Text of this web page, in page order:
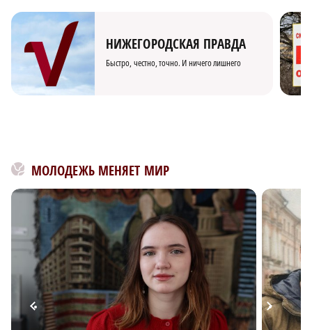
НИЖЕГОРОДСКАЯ ПРАВДА
Быстро, честно, точно. И ничего лишнего
МОЛОДЕЖЬ МЕНЯЕТ МИР